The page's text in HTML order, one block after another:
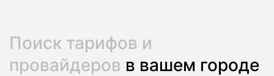
Поиск тарифов и
провайдеров в вашем городе